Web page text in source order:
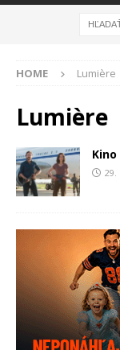
HOME Lumière
Lumière
29.